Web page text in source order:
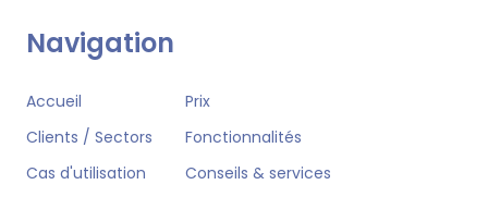
Navigation
Accueil
Prix
Clients / Sectors
Fonctionnalités
Cas d'utilisation
Conseils & services